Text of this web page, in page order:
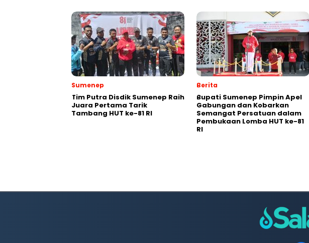
Sumenep
Tim Putra Disdik Sumenep Raih
Juara Pertama Tarik
Tambang HUT ke-81 RI
Berita
Bupati Sumenep Pimpin Apel
Gabungan dan Kobarkan
Semangat Persatuan dalam
Pembukaan Lomba HUT ke-81
RI